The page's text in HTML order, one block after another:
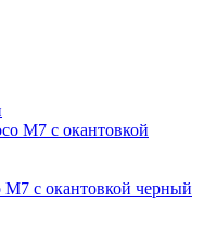
с окантовкой черный